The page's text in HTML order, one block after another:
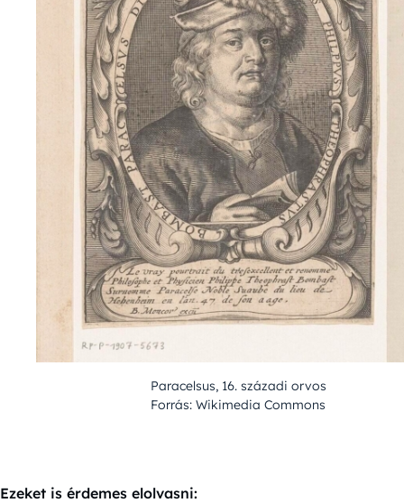
Paracelsus, 16. századi orvos
Forrás: Wikimedia Commons
Ezeket is érdemes elolvasni: